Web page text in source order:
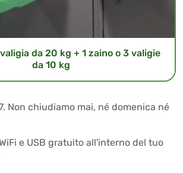
da 20 kg + 1 zaino o 3 valigie
da 10 kg
Non chiudiamo mai, né domenica né
e USB gratuito all'interno del tuo